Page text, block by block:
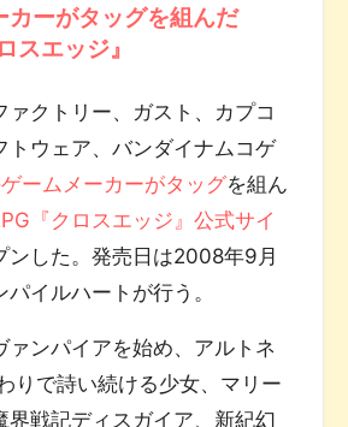
カーがタッグを組んだ
スエッジ』
クトリー、ガスト、カプコ
トウェア、バンダイナムコゲ
ームメーカーがタッグを組ん
『クロスエッジ』公式サイ
ンした。発売日は2008年9月
イルハートが行う。
ンパイアを始め、アルトネ
りで詩い続ける少女、マリー
界戦記ディスガイア、新紀幻